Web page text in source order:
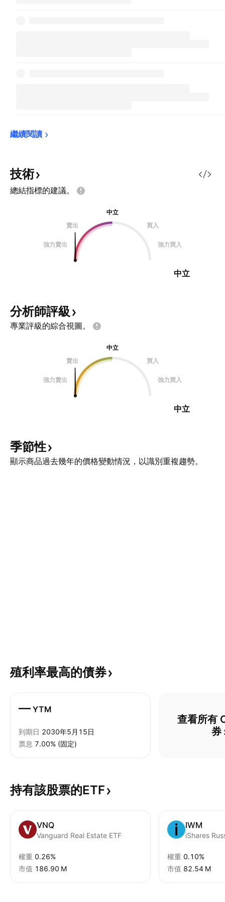
繼續閱讀
技術
總結指標的建議。
中立
賣出
買入
強力賣出 強力買入
中立
分析師評級
專業評級的綜合視圖。
中立
賣出
買入
強力賣出 強力買入
中立
季節性
顯示商品過去幾年的價格變動情況，以識別重複趨勢。
殖利率最高的債券
— YTM
到期日 2030年5月15日
票息 7.00% (固定)
查看所有
券
持有該股票的ETF
VNQ
Vanguard Real Estate ETF
權重 0.26%
市值 ‪186.90 M‬
IWM
iShares
權重 0.10%
市值 ‪82.54 M‬